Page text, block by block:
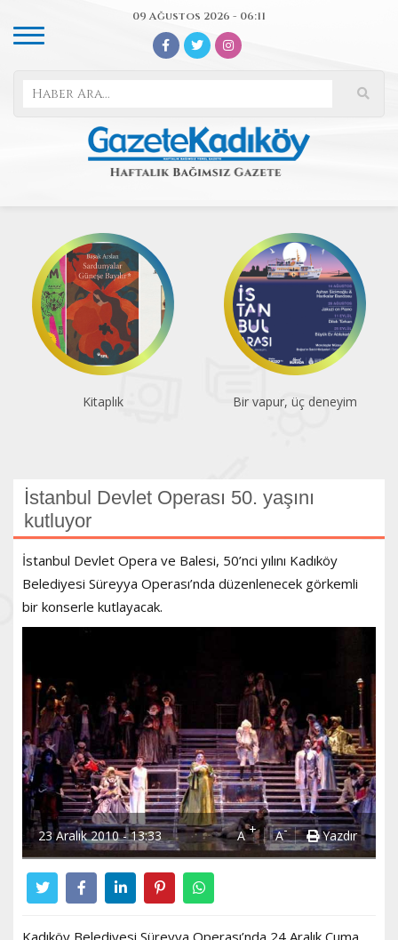
09 Ağustos 2026 - 06:11
Kitaplık Bir vapur, üç deneyim
İstanbul Devlet Operası 50. yaşını
kutluyor
İstanbul Devlet Opera ve Balesi, 50’nci yılını Kadıköy
Belediyesi Süreyya Operası’nda düzenlenecek görkemli
bir konserle kutlayacak.
23 Aralık 2010 - 13:33 A+ A- Yazdır
Kadıköy Belediyesi Süreyya Operası’nda 24 Aralık Cuma